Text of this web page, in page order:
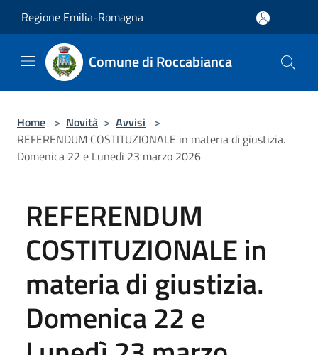
Regione Emilia-Romagna
Comune di Roccabianca
Home > Novità > Avvisi >
REFERENDUM COSTITUZIONALE in materia di giustizia.
Domenica 22 e Lunedì 23 marzo 2026
REFERENDUM
COSTITUZIONALE in
materia di giustizia.
Domenica 22 e